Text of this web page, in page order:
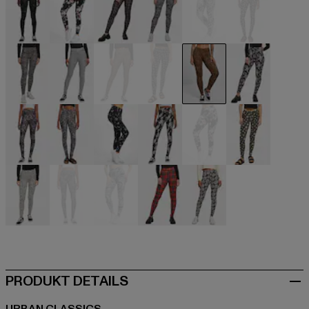
schwarzschwarz schwarzschwarzschwarz
schwarzschwarzschwarzschwarz schwarzschwarz
schwarz schwarzschwarzschwarz
PRODUKT DETAILS